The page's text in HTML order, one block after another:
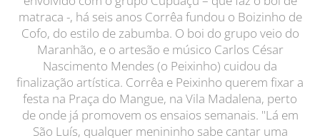
matraca -, há seis anos Corrêa fundou o Boizinho de
Cofo, do estilo de zabumba. O boi do grupo veio do
Maranhão, e o artesão e músico Carlos César
Nascimento Mendes (o Peixinho) cuidou da
finalização artística. Corrêa e Peixinho querem fixar a
festa na Praça do Mangue, na Vila Madalena, perto
de onde já promovem os ensaios semanais. "Lá em
São Luís, qualquer menininho sabe cantar uma